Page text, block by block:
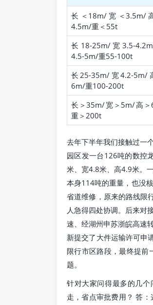
长＜18m/宽＜3.5m/
4.5m/重＜55t
长18-25m/宽3.5-
4.5-5m/重55-100t
长25-35m/宽4.2-5m/
6m/重100-200t
长＞35m/宽＞5m/高
重＞200t
去年下半年我们接触过一
园区发一台126吨的数控
米、宽4.8米、高4.9米。
本身114吨的重量，也没
省道维修，原来的路线限
人急得四处协调。后来对
速、经湖州申苏浙皖高速
新提交了大件运输许可申
限行市区路段，最终提前
题。
针对大家问得最多的几
走，省点审批费用？ 答